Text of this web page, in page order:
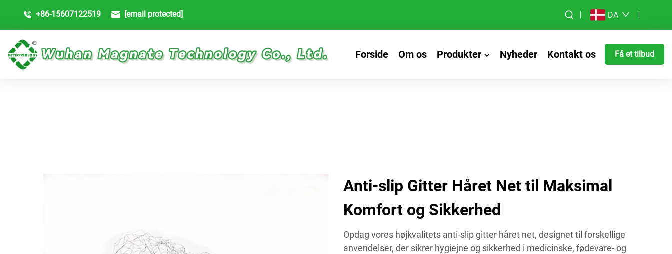
+86-15607122519 [email protected] DA
Forside Om os Produkter Nyheder Kontakt os Få et tilbud
Anti-slip Gitter Håret Net til Maksimal
Komfort og Sikkerhed
Opdag vores højkvalitets anti-slip gitter håret net, designet til forskellige
anvendelser, der sikrer hygiejne og sikkerhed i medicinske, fødevare- og